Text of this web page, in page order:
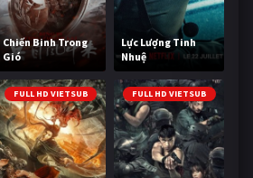
Chiến Binh Trong
Gió
Lực Lượng Tinh
Nhuệ
FULL HD VIETSUB FULL HD VIETSUB